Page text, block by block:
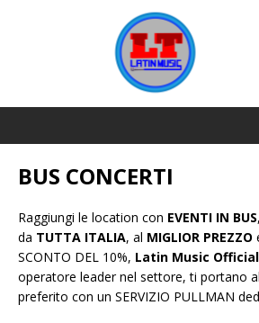
BUS CONCERTI
Raggiungi le location con EVENTI IN BUS
da TUTTA ITALIA, al MIGLIOR PREZZO
SCONTO DEL 10%, Latin Music Official
operatore leader nel settore, ti portano
preferito con un SERVIZIO PULLMAN